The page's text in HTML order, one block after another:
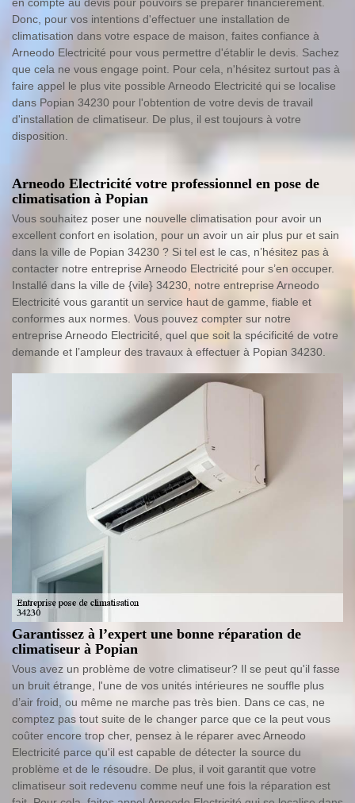
Donc, pour vos intentions d'effectuer une installation de
climatisation dans votre espace de maison, faites confiance à
Arneodo Electricité pour vous permettre d'établir le devis. Sachez
que cela ne vous engage point. Pour cela, n'hésitez surtout pas à
faire appel le plus vite possible Arneodo Electricité qui se localise
dans Popian 34230 pour l'obtention de votre devis de travail
d'installation de climatiseur. De plus, il est toujours à votre
disposition.
Arneodo Electricité votre professionnel en pose de
climatisation à Popian
Vous souhaitez poser une nouvelle climatisation pour avoir un
excellent confort en isolation, pour un avoir un air plus pur et sain
dans la ville de Popian 34230 ? Si tel est le cas, n’hésitez pas à
contacter notre entreprise Arneodo Electricité pour s’en occuper.
Installé dans la ville de {vile} 34230, notre entreprise Arneodo
Electricité vous garantit un service haut de gamme, fiable et
conformes aux normes. Vous pouvez compter sur notre
entreprise Arneodo Electricité, quel que soit la spécificité de votre
demande et l’ampleur des travaux à effectuer à Popian 34230.
Garantissez à l’expert une bonne réparation de
climatiseur à Popian
Vous avez un problème de votre climatiseur? Il se peut qu'il fasse
un bruit étrange, l'une de vos unités intérieures ne souffle plus
d’air froid, ou même ne marche pas très bien. Dans ce cas, ne
comptez pas tout suite de le changer parce que ce la peut vous
coûter encore trop cher, pensez à le réparer avec Arneodo
Electricité parce qu'il est capable de détecter la source du
problème et de le résoudre. De plus, il voit garantit que votre
climatiseur soit redevenu comme neuf une fois la réparation est